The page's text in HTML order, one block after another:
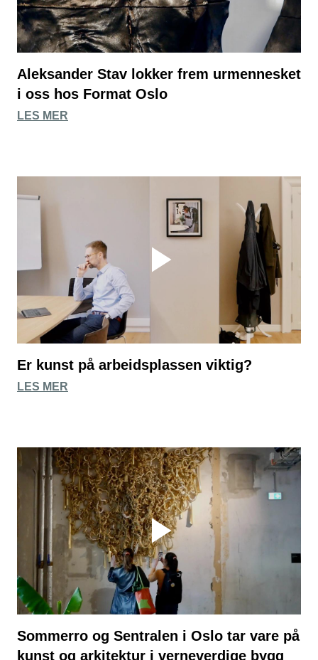
Aleksander Stav lokker frem urmennesket
i oss hos Format Oslo
LES MER
Er kunst på arbeidsplassen viktig?
LES MER
Sommerro og Sentralen i Oslo tar vare på
kunst og arkitektur i verneverdige bygg